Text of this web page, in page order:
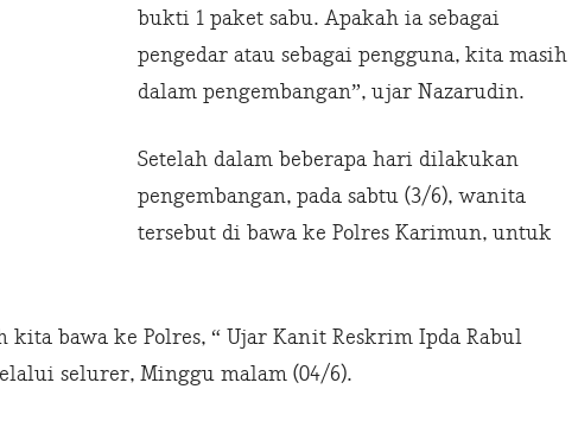
bukti 1 paket sabu. Apakah ia sebagai
pengedar atau sebagai pengguna, kita masih
dalam pengembangan”, ujar Nazarudin.
Setelah dalam beberapa hari dilakukan
pengembangan, pada sabtu (3/6), wanita
tersebut di bawa ke Polres Karimun, untuk
kita bawa ke Polres, “ Ujar Kanit Reskrim Ipda Rabul
selurer, Minggu malam (04/6).